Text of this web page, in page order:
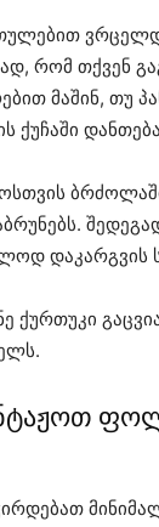
რომ თქვენ
მაშინ, თუ
ქუჩაში
დაკარგვის
ქურთუკი